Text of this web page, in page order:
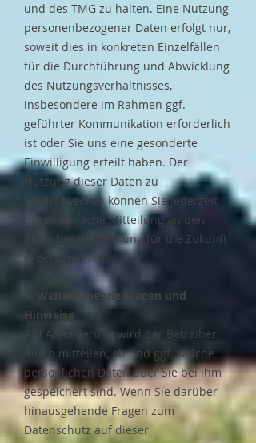
und des TMG zu halten. Eine Nutzung
personenbezogener Daten erfolgt nur,
soweit dies in konkreten Einzelfällen
für die Durchführung und Abwicklung
des Nutzungsverhältnisses,
insbesondere im Rahmen ggf.
geführter Kommunikation erforderlich
ist oder Sie uns eine gesonderte
Einwilligung erteilt haben. Der
Nutzung dieser Daten zu
Werbezwecken können Sie jederzeit
durch einfache Mitteilung an den
Betreiber mit Wirkung für die Zukunft
widersprechen.
4. Weitergehende Fragen und
Hinweise
​Auf Anforderung wird der Betreiber
Ihnen mitteilen, ob und ggf. welche
persönlichen Daten über Sie bei ihm
gespeichert sind. Wenn Sie darüber
hinausgehende Fragen zum
Datenschutz auf dieser